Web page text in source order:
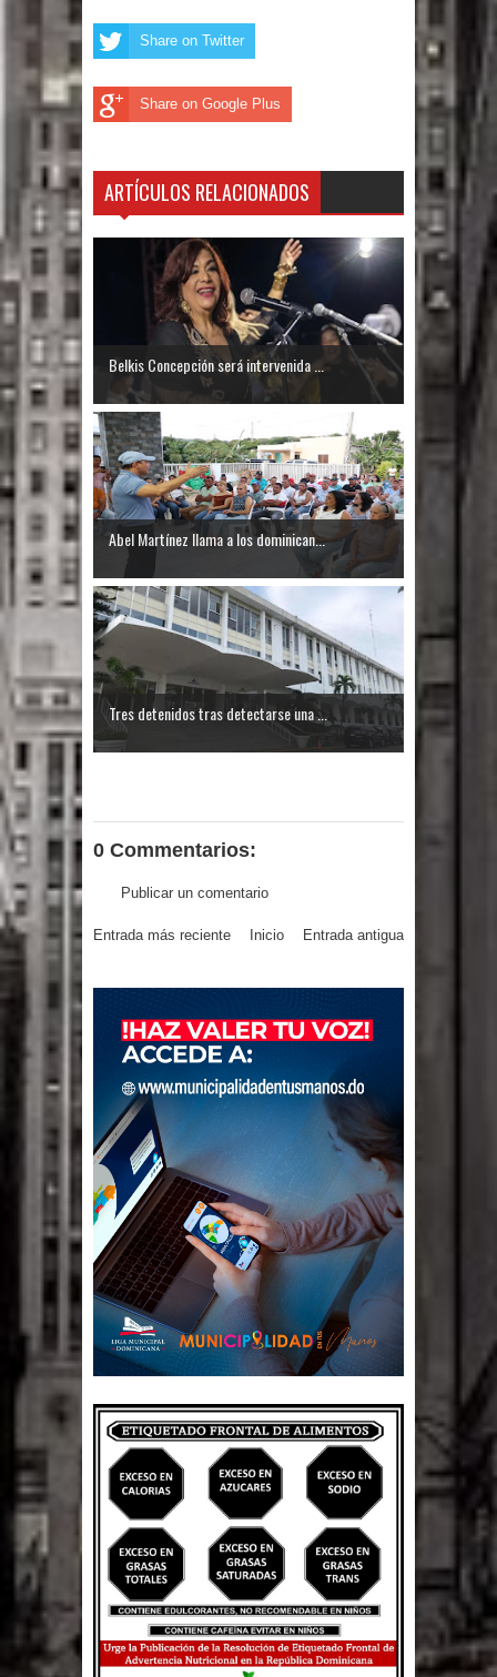
Share on Twitter
Share on Google Plus
ARTÍCULOS RELACIONADOS
Belkis Concepción será intervenida ...
Abel Martínez llama a los dominican...
Tres detenidos tras detectarse una ...
0 Commentarios:
Publicar un comentario
Entrada más reciente Entrada antigua
Inicio